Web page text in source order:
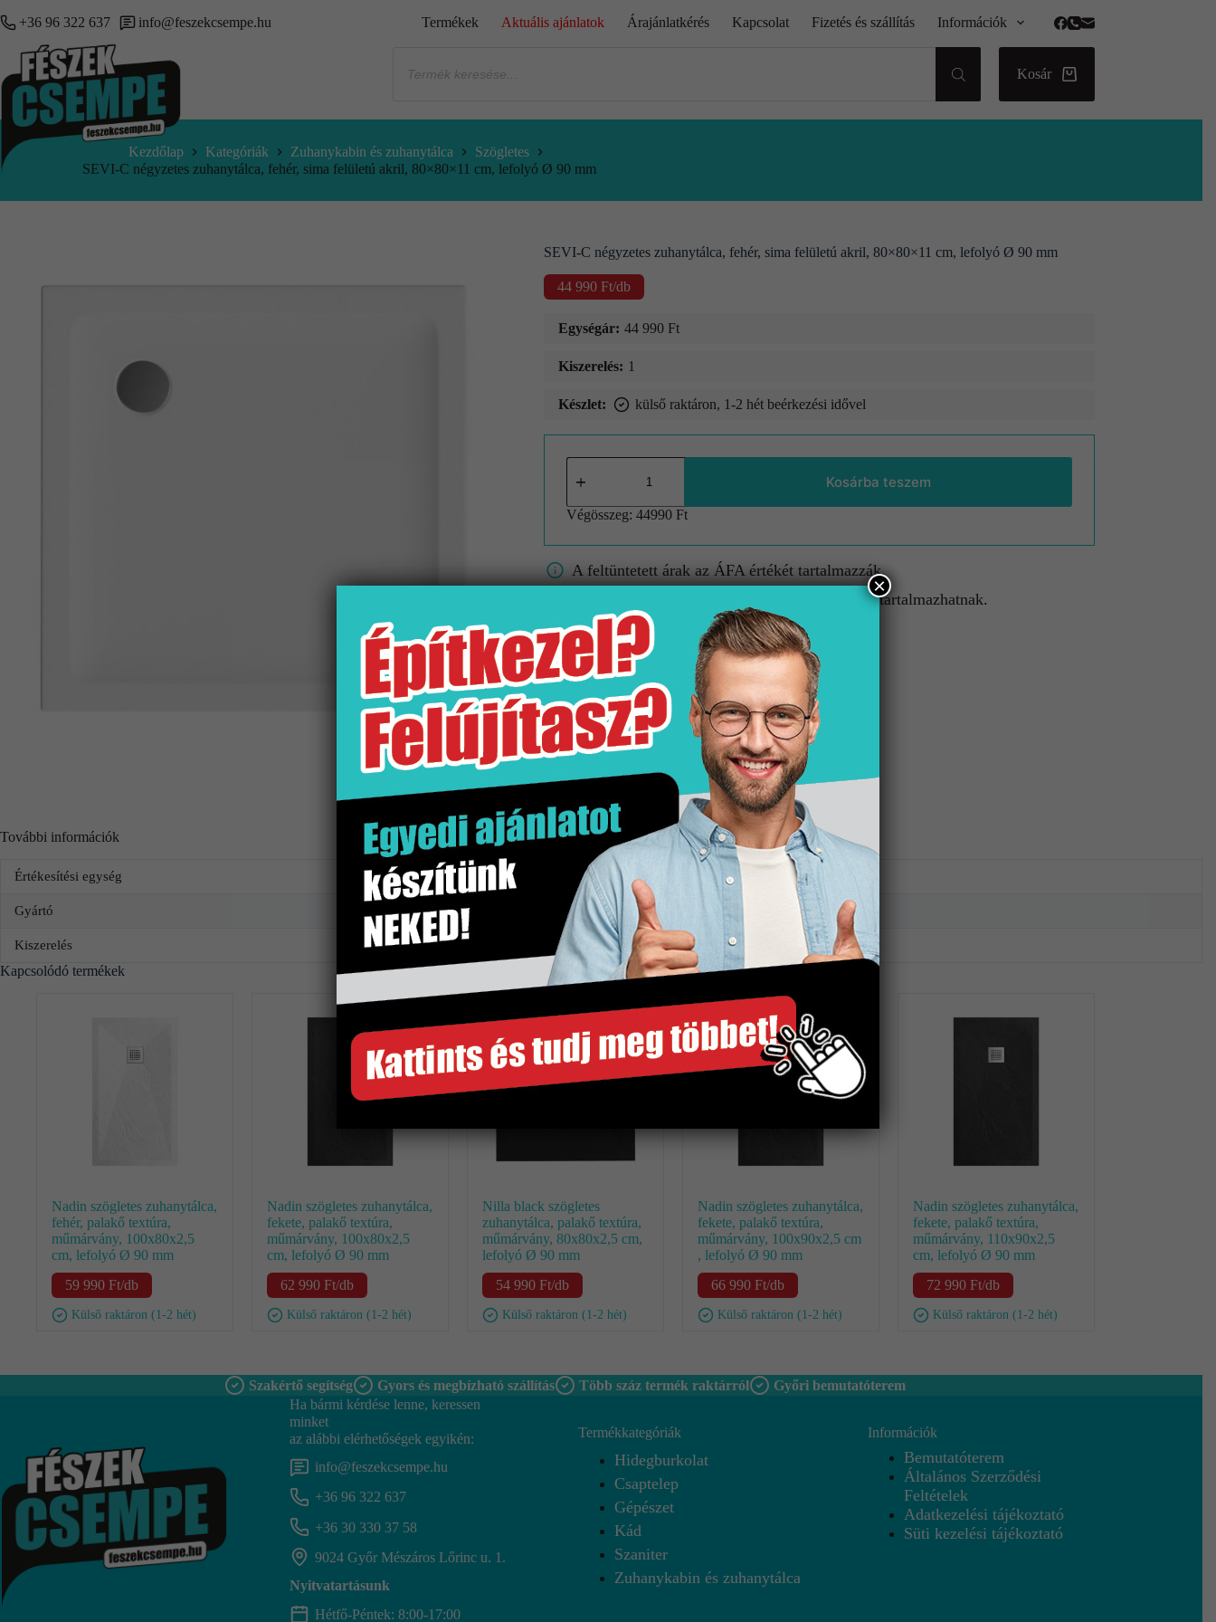
+36 96 322 637 info@feszekcsempe.hu Termékek Aktuális ajánlatok Árajánlatkérés Kapcsolat Fizetés és szállítás Információk
Kosár
Kezdőlap Kategóriák Zuhanykabin és zuhanytálca
Szögletes
SEVI-C négyzetes zuhanytálca, fehér, sima felületú akril, 80×80×11 cm, lefolyó Ø 90 mm
SEVI-C négyzetes zuhanytálca, fehér, sima felületú akril, 80×80×11 cm, lefolyó Ø 90 mm
44 990 Ft/db
Egységár: 44 990 Ft
Kiszerelés: 1
Készlet: külső raktáron, 1-2 hét beérkezési idővel
Kosárba teszem
Végösszeg:44990 Ft
A feltüntetett árak az ÁFA értékét tartalmazzák.
A képek tájékoztató jellegűek és kiegészítőket tartalmazhatnak.
A színek/minták a valóságban eltérhetnek.
Gyártó
Niwell
Kiszerelés
1 db
További információk
Értékesítési egység
Gyártó Niwell
Kiszerelés 1 db
Kapcsolódó termékek
Nadin szögletes zuhanytálca,
fehér, palakő textúra,
műmárvány, 100x80x2,5
cm, lefolyó Ø 90 mm
59 990 Ft/db
Külső raktáron (1-2 hét)
Nadin szögletes zuhanytálca,
fekete, palakő textúra,
műmárvány, 100x80x2,5
cm, lefolyó Ø 90 mm
62 990 Ft/db
Külső raktáron (1-2 hét)
Nilla black szögletes
zuhanytálca, palakő textúra,
műmárvány, 80x80x2,5 cm,
lefolyó Ø 90 mm
54 990 Ft/db
Külső raktáron (1-2 hét)
Nadin szögletes zuhanytálca,
fekete, palakő textúra,
műmárvány, 100x90x2,5 cm
, lefolyó Ø 90 mm
66 990 Ft/db
Külső raktáron (1-2 hét)
Nadin szögletes zuhanytálca,
fekete, palakő textúra,
műmárvány, 110x90x2,5
cm, lefolyó Ø 90 mm
72 990 Ft/db
Külső raktáron (1-2 hét)
Szakértő segítség Gyors és megbízható szállítás Több száz termék raktárról
Győri bemutatóterem
Ha bármi kérdése lenne, keressen
minket
az alábbi elérhetőségek egyikén:
info@feszekcsempe.hu
+36 96 322 637
+36 30 330 37 58
9024 Győr Mészáros Lőrinc u. 1.
Nyitvatartásunk
Hétfő-Péntek: 8:00-17:00
Termékkategóriák
Hidegburkolat
Csaptelep
Gépészet
Kád
Szaniter
Zuhanykabin és zuhanytálca
Információk
Bemutatóterem
Általános Szerződési
Feltételek
Adatkezelési tájékoztató
Süti kezelési tájékoztató
×